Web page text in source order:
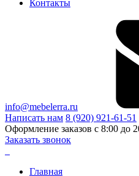
Контакты
info@mebelerra.ru
Написать нам 8 (920) 921-61-51
Оформление заказов с 8:00 до
Заказать звонок
Главная